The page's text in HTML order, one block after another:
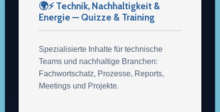
🌍⚡ Technik, Nachhaltigkeit &
Energie — Quizze & Training
Spezialisierte Inhalte für technische
Teams und nachhaltige Branchen:
Fachwortschatz, Prozesse, Reports,
Meetings und Projekte.